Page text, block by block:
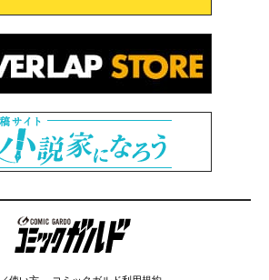
コミックガルド